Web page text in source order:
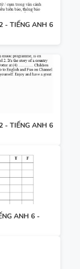
- TIẾNG ANH 6
- TIẾNG ANH 6
ANH 6 -